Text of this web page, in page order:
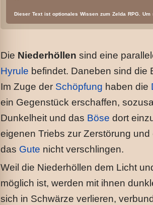
Dieser Text ist optionales Wissen zum Zelda RPG.
Die Niederhöllen sind eine
Hyrule befindet. Daneben sind
Im Zuge der Schöpfung haben die
ein Gegenstück erschaffen,
Dunkelheit und das Böse dort
eigenen Triebs zur Zerstörung
das Gute nicht verschlingen.
Weil die Niederhöllen dem Licht
möglich ist, werden mit ihnen
sich in Schwärze verlieren,